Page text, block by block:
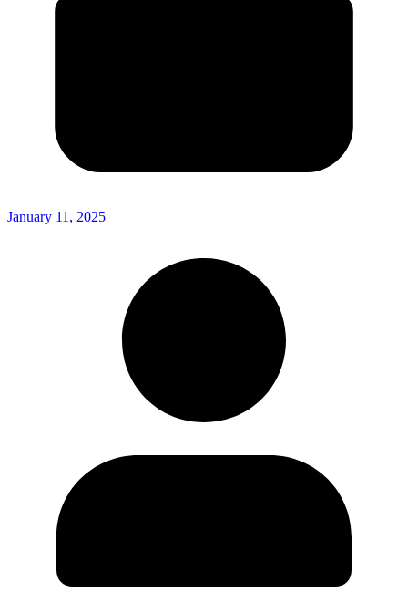
January 11, 2025